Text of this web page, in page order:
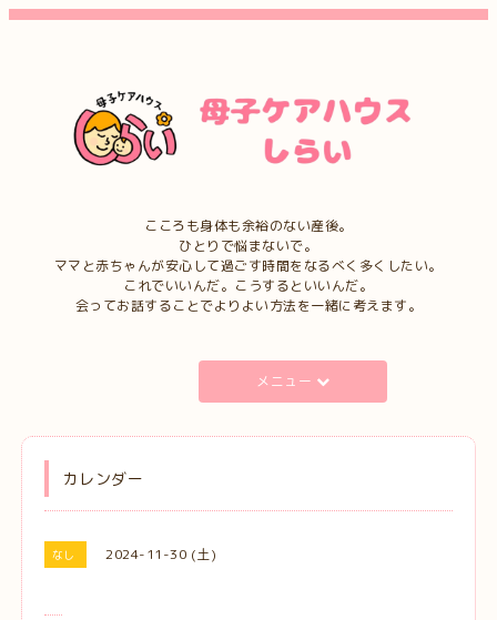
こころも身体も余裕のない産後。
ひとりで悩まないで。
ママと赤ちゃんが安心して過ごす時間をなるべく多くしたい。
これでいいんだ。こうするといいんだ。
会ってお話することでよりよい方法を一緒に考えます。
メニュー
カレンダー
なし 2024-11-30 (土)